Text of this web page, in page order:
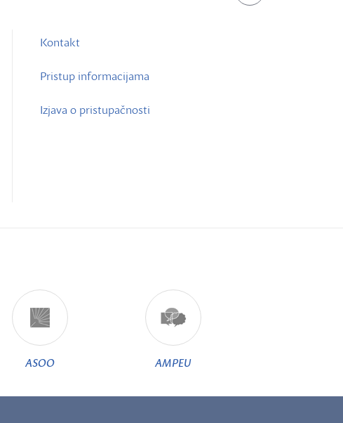
Kontakt
Pristup informacijama
Izjava o pristupačnosti
ASOO AMPEU